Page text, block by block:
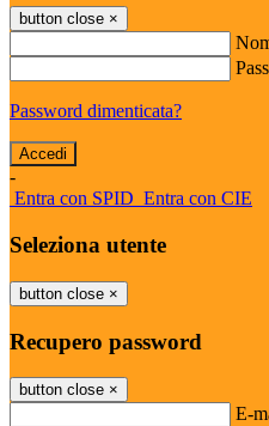
button close ×
Password dimenticata?
-
Entra con SPID Entra con CIE
Seleziona utente
button close ×
Recupero password
button close ×
E-